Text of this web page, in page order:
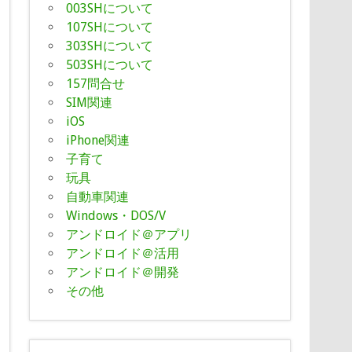
003SHについて
107SHについて
303SHについて
503SHについて
157問合せ
SIM関連
iOS
iPhone関連
子育て
玩具
自動車関連
Windows・DOS/V
アンドロイド＠アプリ
アンドロイド＠活用
アンドロイド＠開発
その他